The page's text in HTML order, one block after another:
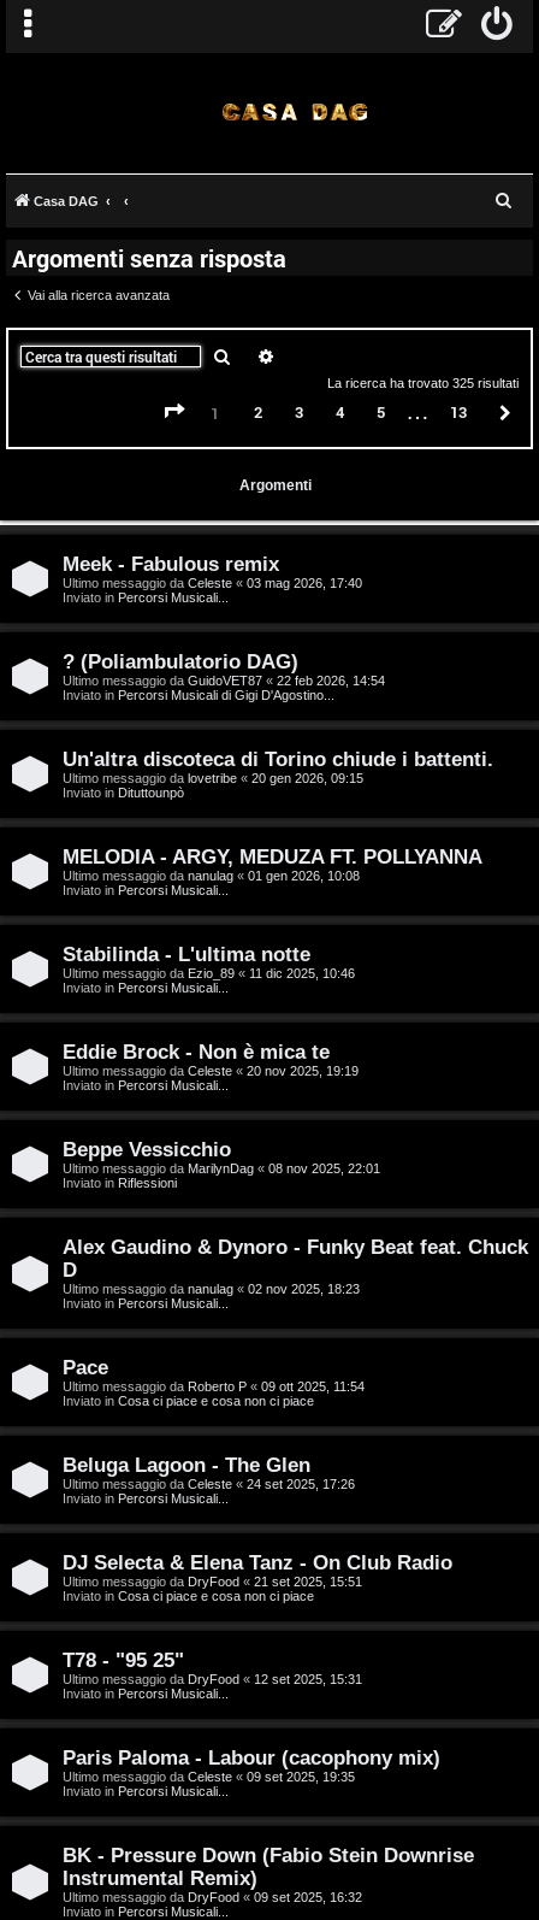
A
r
g
o
m
e
n
t
i
s
e
n
z
a
r
p
o
s
t
a
A
r
g
o
m
e
n
t
i
a
Casa DAG
Argomenti senza risposta
Vai alla ricerca avanzata
Cerca
La ricerca ha trovato 325 risultati
Pagina di
1 2 3 4 5 … 13
Argomenti
Meek - Fabulous remix
Ultimo messaggio da Celeste « 03 mag 2026, 17:40
Inviato in Percorsi Musicali...
? (Poliambulatorio DAG)
Ultimo messaggio da GuidoVET87 « 22 feb 2026, 14:54
Inviato in Percorsi Musicali di Gigi D'Agostino...
Un'altra discoteca di Torino chiude i battenti.
Ultimo messaggio da lovetribe « 20 gen 2026, 09:15
Inviato in Dituttounpò
MELODIA - ARGY, MEDUZA FT. POLLYANNA
Ultimo messaggio da nanulag « 01 gen 2026, 10:08
Inviato in Percorsi Musicali...
Stabilinda - L'ultima notte
Ultimo messaggio da Ezio_89 « 11 dic 2025, 10:46
Inviato in Percorsi Musicali...
Eddie Brock - Non è mica te
Ultimo messaggio da Celeste « 20 nov 2025, 19:19
Inviato in Percorsi Musicali...
Beppe Vessicchio
Ultimo messaggio da MarilynDag « 08 nov 2025, 22:01
Inviato in Riflessioni
Alex Gaudino & Dynoro - Funky Beat feat. Chuck
D
Ultimo messaggio da nanulag « 02 nov 2025, 18:23
Inviato in Percorsi Musicali...
Pace
Ultimo messaggio da Roberto P « 09 ott 2025, 11:54
Inviato in Cosa ci piace e cosa non ci piace
Beluga Lagoon - The Glen
Ultimo messaggio da Celeste « 24 set 2025, 17:26
Inviato in Percorsi Musicali...
DJ Selecta & Elena Tanz - On Club Radio
Ultimo messaggio da DryFood « 21 set 2025, 15:51
Inviato in Cosa ci piace e cosa non ci piace
T78 - "95 25"
Ultimo messaggio da DryFood « 12 set 2025, 15:31
Inviato in Percorsi Musicali...
Paris Paloma - Labour (cacophony mix)
Ultimo messaggio da Celeste « 09 set 2025, 19:35
Inviato in Percorsi Musicali...
BK - Pressure Down (Fabio Stein Downrise
Instrumental Remix)
Ultimo messaggio da DryFood « 09 set 2025, 16:32
Inviato in Percorsi Musicali...
T
o
p
i
c
A
t
t
i
v
i
G
i
g
D
'
A
g
o
s
t
i
n
o
i
n
T
o
u
r
u